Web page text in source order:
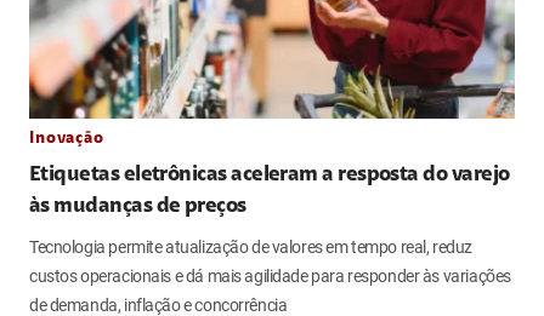
Inovação
Etiquetas eletrônicas aceleram a resposta do varejo
às mudanças de preços
Tecnologia permite atualização de valores em tempo real, reduz
custos operacionais e dá mais agilidade para responder às variações
de demanda, inflação e concorrência